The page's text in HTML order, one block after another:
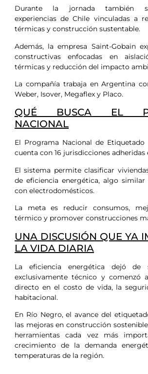
Durante la jornada también
experiencias de Chile vinculadas a
térmicas y construcción sustentable.
Además, la empresa Saint-Gobain
constructivas enfocadas en
térmicas y reducción del impacto
La compañía trabaja en Argentina
Weber, Isover, Megaflex y Placo.
QUÉ BUSCA EL
NACIONAL
El Programa Nacional de Etiquetado
cuenta con 16 jurisdicciones adheridas
El sistema permite clasificar
de eficiencia energética, algo
con electrodomésticos.
La meta es reducir consumos,
térmico y promover construcciones
UNA DISCUSIÓN QUE YA
LA VIDA DIARIA
La eficiencia energética dejó de
exclusivamente técnico y comenzó
directo en el costo de vida, la
habitacional.
En Río Negro, el avance del
las mejoras en construcción
herramientas cada vez más
crecimiento de la demanda
temperaturas de la región.